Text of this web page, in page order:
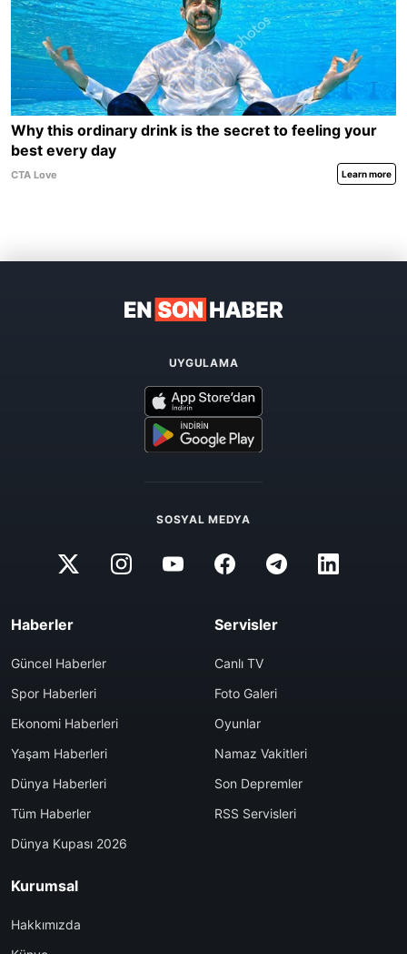
UYGULAMA
SOSYAL MEDYA
Haberler
Güncel Haberler
Spor Haberleri
Ekonomi Haberleri
Yaşam Haberleri
Dünya Haberleri
Tüm Haberler
Dünya Kupası 2026
Servisler
Canlı TV
Foto Galeri
Oyunlar
Namaz Vakitleri
Son Depremler
RSS Servisleri
Kurumsal
Hakkımızda